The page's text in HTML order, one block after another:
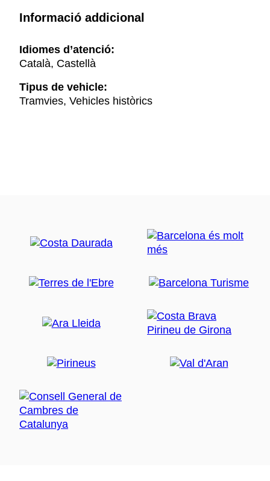
Informació addicional
Idiomes d’atenció:
Català, Castellà
Tipus de vehicle:
Tramvies, Vehicles històrics